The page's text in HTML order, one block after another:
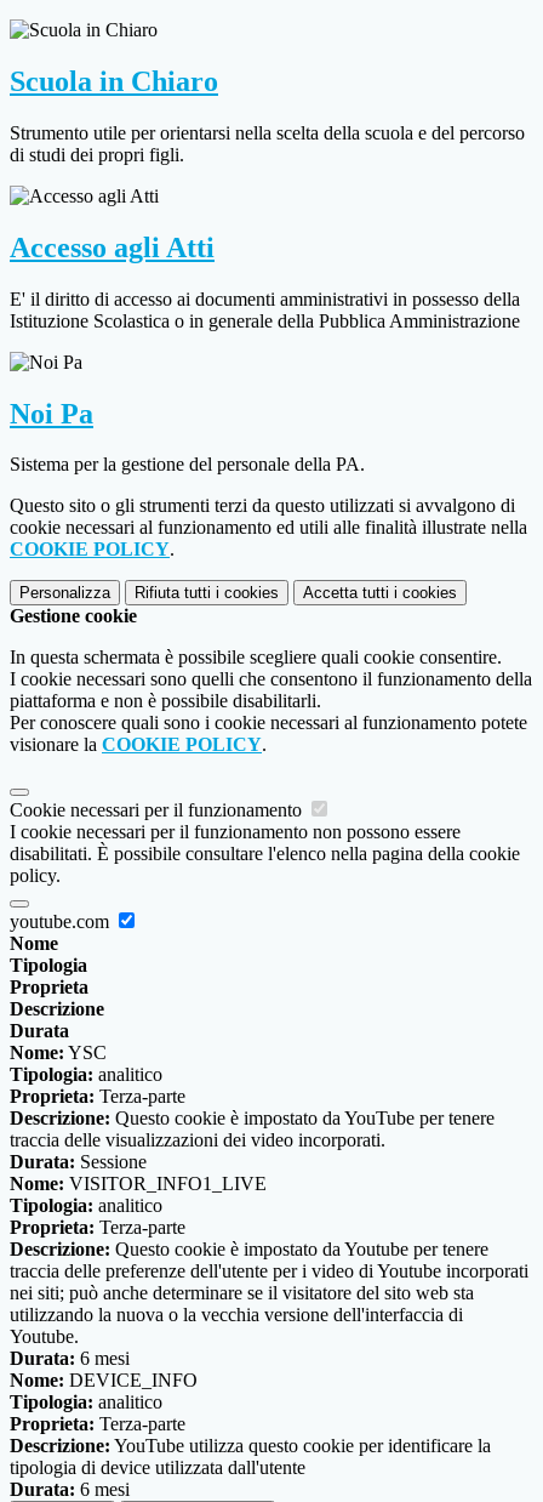
Scuola in Chiaro
Strumento utile per orientarsi nella scelta della scuola e del percorso
di studi dei propri figli.
Accesso agli Atti
E' il diritto di accesso ai documenti amministrativi in possesso della
Istituzione Scolastica o in generale della Pubblica Amministrazione
Noi Pa
Sistema per la gestione del personale della PA.
Questo sito o gli strumenti terzi da questo utilizzati si avvalgono di
cookie necessari al funzionamento ed utili alle finalità illustrate nella
COOKIE POLICY.
Personalizza Rifiuta tutti i cookies Accetta tutti i cookies
Gestione cookie
In questa schermata è possibile scegliere quali cookie consentire.
I cookie necessari sono quelli che consentono il funzionamento della
piattaforma e non è possibile disabilitarli.
Per conoscere quali sono i cookie necessari al funzionamento potete
visionare la COOKIE POLICY.
Cookie necessari per il funzionamento
I cookie necessari per il funzionamento non possono essere
disabilitati. È possibile consultare l'elenco nella pagina della cookie
policy.
youtube.com
Nome
Tipologia
Proprieta
Descrizione
Durata
Nome: YSC
Tipologia: analitico
Proprieta: Terza-parte
Descrizione: Questo cookie è impostato da YouTube per tenere
traccia delle visualizzazioni dei video incorporati.
Durata: Sessione
Nome: VISITOR_INFO1_LIVE
Tipologia: analitico
Proprieta: Terza-parte
Descrizione: Questo cookie è impostato da Youtube per tenere
traccia delle preferenze dell'utente per i video di Youtube incorporati
nei siti; può anche determinare se il visitatore del sito web sta
utilizzando la nuova o la vecchia versione dell'interfaccia di
Youtube.
Durata: 6 mesi
Nome: DEVICE_INFO
Tipologia: analitico
Proprieta: Terza-parte
Descrizione: YouTube utilizza questo cookie per identificare la
tipologia di device utilizzata dall'utente
Durata: 6 mesi